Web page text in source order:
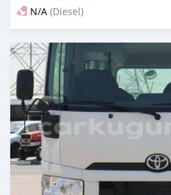
N/A (Diesel)
Publié il y a 4 mois